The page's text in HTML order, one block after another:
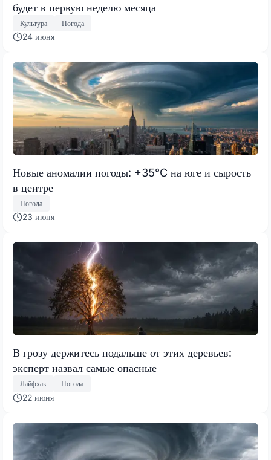
будет в первую неделю месяца
Культура Погода
24 июня
Новые аномалии погоды: +35°C на юге и сырость
в центре
Погода
23 июня
В грозу держитесь подальше от этих деревьев:
эксперт назвал самые опасные
Лайфхак Погода
22 июня